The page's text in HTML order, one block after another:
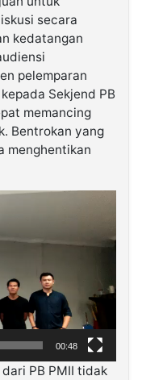
secara
kedatangan
pelemparan
Sekjend PB
memancing
Bentrokan yang
menghentikan
00:48
PB PMII tidak